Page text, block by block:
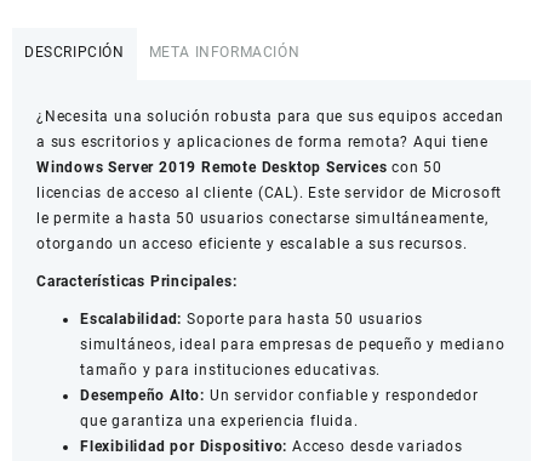
(50
User
CAL)
cantidad
DESCRIPCIÓN META INFORMACIÓN
¿Necesita una solución robusta para que sus equipos accedan
a sus escritorios y aplicaciones de forma remota? Aqui tiene
Windows Server 2019 Remote Desktop Services con 50
licencias de acceso al cliente (CAL). Este servidor de Microsoft
le permite a hasta 50 usuarios conectarse simultáneamente,
otorgando un acceso eficiente y escalable a sus recursos.
Características Principales:
Escalabilidad: Soporte para hasta 50 usuarios
simultáneos, ideal para empresas de pequeño y mediano
tamaño y para instituciones educativas.
Desempeño Alto: Un servidor confiable y respondedor
que garantiza una experiencia fluida.
Flexibilidad por Dispositivo: Acceso desde variados